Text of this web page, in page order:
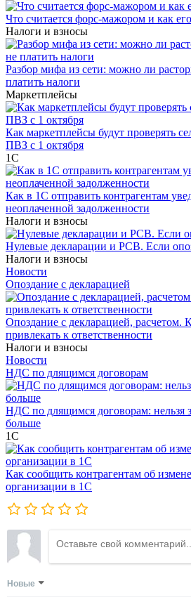
Что считается форс-мажором и как
Налоги и взносы
Разбор мифа из сети: можно ли
платить налоги
Маркетплейсы
Как маркетплейсы будут проверять
ПВЗ с 1 октября
1С
Как в 1С отправить контрагентам
неоплаченной задолженности
Налоги и взносы
Нулевые декларации и РСВ. Если
Налоги и взносы
Новости
Опоздание с декларацией
Опоздание с декларацией, расчетом.
привлекать к ответственности
Налоги и взносы
Новости
НДС по длящимся договорам
НДС по длящимся договорам: нельзя
больше
1С
Как сообщить контрагентам об
организации в 1C
Новые